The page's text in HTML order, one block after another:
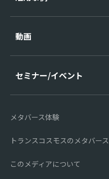
動画
セミナー/イベント
メタバース体験
トランスコスモスのメタバース
このメディアについて